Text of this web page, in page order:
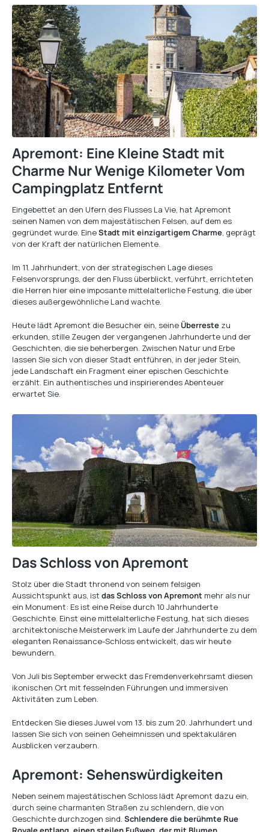
Apremont: Eine Kleine Stadt mit
Charme Nur Wenige Kilometer Vom
Campingplatz Entfernt
Eingebettet an den Ufern des Flusses La Vie, hat Apremont
seinen Namen von dem majestätischen Felsen, auf dem es
gegründet wurde. EineStadt mit einzigartigem Charme , geprägt
von der Kraft der natürlichen Elemente.
Im 11. Jahrhundert, von der strategischen Lage dieses
Felsenvorsprungs, der den Fluss überblickt, verführt, errichteten
die Herren hier eine imposante mittelalterliche Festung, die über
dieses außergewöhnliche Land wachte.
Heute lädt Apremont die Besucher ein, seine Überreste zu
erkunden, stille Zeugen der vergangenen Jahrhunderte und der
Geschichten, die sie beherbergen. Zwischen Natur und Erbe
lassen Sie sich von dieser Stadt entführen, in der jeder Stein,
jede Landschaft ein Fragment einer epischen Geschichte
erzählt. Ein authentisches und inspirierendes Abenteuer
erwartet Sie.
Das Schloss von Apremont
Stolz über die Stadt thronend von seinem felsigen
Aussichtspunkt aus, ist das Schloss von Apremont mehr als nur
ein Monument: Es ist eine Reise durch 10 Jahrhunderte
Geschichte. Einst eine mittelalterliche Festung, hat sich dieses
architektonische Meisterwerk im Laufe der Jahrhunderte zu dem
eleganten Renaissance-Schloss entwickelt, das wir heute
bewundern.
Von Juli bis September erweckt das Fremdenverkehrsamt diesen
ikonischen Ort mit fesselnden Führungen und immersiven
Aktivitäten zum Leben.
Entdecken Sie dieses Juwel vom 13. bis zum 20. Jahrhundert und
lassen Sie sich von seinen Geheimnissen und spektakulären
Ausblicken verzaubern.
Apremont: Sehenswürdigkeiten
Neben seinem majestätischen Schloss lädt Apremont dazu ein,
durch seine charmanten Straßen zu schlendern, die von
Geschichte durchzogen sind. Schlendere die berühmte Rue